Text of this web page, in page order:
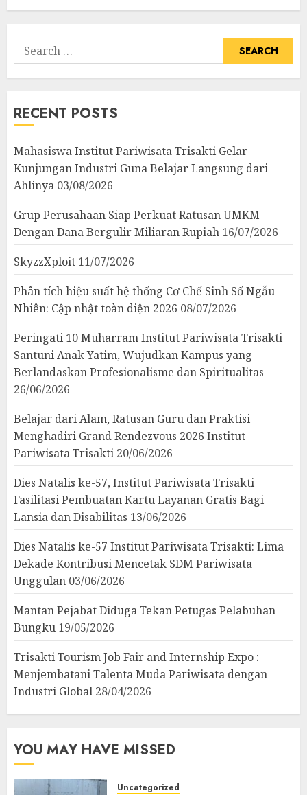
Search
for:
RECENT POSTS
Mahasiswa Institut Pariwisata Trisakti Gelar
Kunjungan Industri Guna Belajar Langsung dari
Ahlinya 03/08/2026
Grup Perusahaan Siap Perkuat Ratusan UMKM
Dengan Dana Bergulir Miliaran Rupiah 16/07/2026
SkyzzXploit 11/07/2026
Phân tích hiệu suất hệ thống Cơ Chế Sinh Số Ngẫu
Nhiên: Cập nhật toàn diện 2026 08/07/2026
Peringati 10 Muharram Institut Pariwisata Trisakti
Santuni Anak Yatim, Wujudkan Kampus yang
Berlandaskan Profesionalisme dan Spiritualitas
26/06/2026
Belajar dari Alam, Ratusan Guru dan Praktisi
Menghadiri Grand Rendezvous 2026 Institut
Pariwisata Trisakti 20/06/2026
Dies Natalis ke-57, Institut Pariwisata Trisakti
Fasilitasi Pembuatan Kartu Layanan Gratis Bagi
Lansia dan Disabilitas 13/06/2026
Dies Natalis ke-57 Institut Pariwisata Trisakti: Lima
Dekade Kontribusi Mencetak SDM Pariwisata
Unggulan 03/06/2026
Mantan Pejabat Diduga Tekan Petugas Pelabuhan
Bungku 19/05/2026
Trisakti Tourism Job Fair and Internship Expo :
Menjembatani Talenta Muda Pariwisata dengan
Industri Global 28/04/2026
YOU MAY HAVE MISSED
Uncategorized